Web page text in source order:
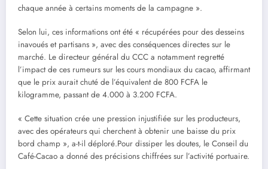
chaque année à certains moments de la campagne ».
Selon lui, ces informations ont été « récupérées pour des desseins
inavoués et partisans », avec des conséquences directes sur le
marché. Le directeur général du CCC a notamment regretté
l’impact de ces rumeurs sur les cours mondiaux du cacao, affirmant
que le prix aurait chuté de l’équivalent de 800 FCFA le
kilogramme, passant de 4.000 à 3.200 FCFA.
« Cette situation crée une pression injustifiée sur les producteurs,
avec des opérateurs qui cherchent à obtenir une baisse du prix
bord champ », a-t-il déploré.Pour dissiper les doutes, le Conseil du
Café-Cacao a donné des précisions chiffrées sur l’activité portuaire.